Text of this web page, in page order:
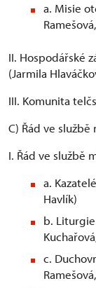
a. Misie
II. Hospodářské
(Jarmila
III. Komunita
C) Řád ve
I. Řád ve službě
a.
Havlík)
b.
c.